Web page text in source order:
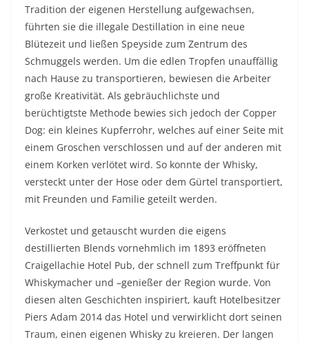
Tradition der eigenen Herstellung aufgewachsen,
führten sie die illegale Destillation in eine neue
Blütezeit und ließen Speyside zum Zentrum des
Schmuggels werden. Um die edlen Tropfen unauffällig
nach Hause zu transportieren, bewiesen die Arbeiter
große Kreativität. Als gebräuchlichste und
berüchtigtste Methode bewies sich jedoch der Copper
Dog: ein kleines Kupferrohr, welches auf einer Seite mit
einem Groschen verschlossen und auf der anderen mit
einem Korken verlötet wird. So konnte der Whisky,
versteckt unter der Hose oder dem Gürtel transportiert,
mit Freunden und Familie geteilt werden.
Verkostet und getauscht wurden die eigens
destillierten Blends vornehmlich im 1893 eröffneten
Craigellachie Hotel Pub, der schnell zum Treffpunkt für
Whiskymacher und –genießer der Region wurde. Von
diesen alten Geschichten inspiriert, kauft Hotelbesitzer
Piers Adam 2014 das Hotel und verwirklicht dort seinen
Traum, einen eigenen Whisky zu kreieren. Der langen